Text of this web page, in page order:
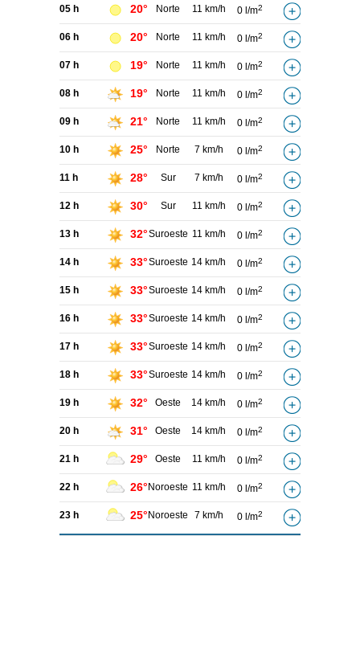
05 h 20° Norte 11 km/h 0 l/m2
06 h 20° Norte 11 km/h 0 l/m2
07 h 19° Norte 11 km/h 0 l/m2
08 h 19° Norte 11 km/h 0 l/m2
09 h 21° Norte 11 km/h 0 l/m2
10 h 25° Norte 7 km/h 0 l/m2
11 h 28° Sur 7 km/h 0 l/m2
12 h 30° Sur 11 km/h 0 l/m2
13 h 32°Suroeste 11 km/h 0 l/m2
14 h 33°Suroeste 14 km/h 0 l/m2
15 h 33°Suroeste 14 km/h 0 l/m2
16 h 33°Suroeste 14 km/h 0 l/m2
17 h 33°Suroeste 14 km/h 0 l/m2
18 h 33°Suroeste 14 km/h 0 l/m2
19 h 32° Oeste 14 km/h 0 l/m2
20 h 31° Oeste 14 km/h 0 l/m2
21 h 29° Oeste 11 km/h 0 l/m2
22 h 26° Noroeste 11 km/h 0 l/m2
23 h 25° Noroeste 7 km/h 0 l/m2